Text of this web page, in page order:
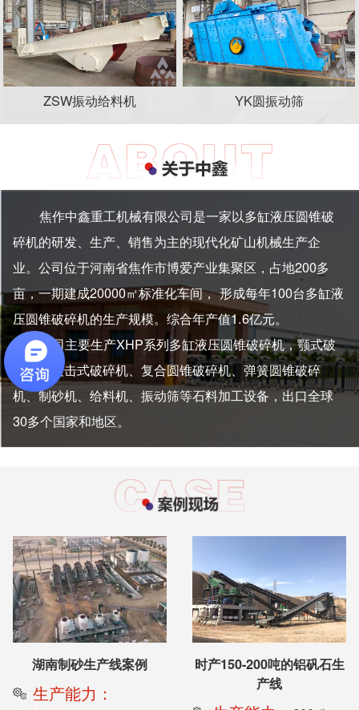
ZSW振动给料机 YK圆振动筛
焦作中鑫重工机械有限公司是一家以多缸液压圆锥破
碎机的研发、生产、销售为主的现代化矿山机械生产企
业。公司位于河南省焦作市博爱产业集聚区，占地200多
亩，一期建成20000㎡标准化车间， 形成每年100台多缸液
压圆锥破碎机的生产规模。综合年产值1.6亿元。
公司主要生产XHP系列多缸液压圆锥破碎机，颚式破
碎机、反击式破碎机、复合圆锥破碎机、弹簧圆锥破碎
机、制砂机、给料机、振动筛等石料加工设备，出口全球
30多个国家和地区。
湖南制砂生产线案例
生产能力：
时产150-200吨的铝矾石生
产线